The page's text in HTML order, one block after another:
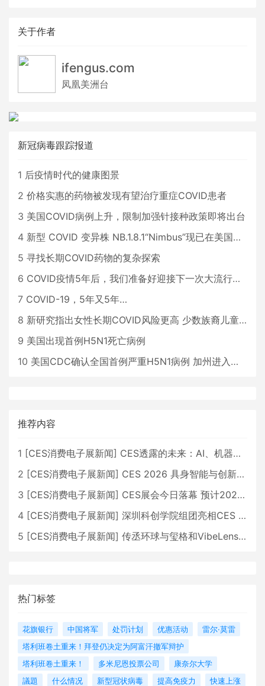
关于作者
ifengus.com
凤凰美洲台
新冠病毒跟踪报道
1 后疫情时代的健康图景
2 价格实惠的药物被发现有望治疗重症COVID患者
3 美国COVID病例上升，限制加强针接种政策即将出台
4 新型 COVID 变异株 NB.1.8.1“Nimbus”现已在美国占据主导地位
5 寻找长期COVID药物的复杂探索
6 COVID疫情5年后，我们准备好迎接下一次大流行了吗？
7 COVID-19，5年又5年…
8 新研究指出女性长期COVID风险更高 少数族裔儿童存在差异
9 美国出现首例H5N1死亡病例
10 美国CDC确认全国首例严重H5N1病例 加州进入紧急状态
推荐内容
1 [CES消费电子展新闻] CES透露的未来：AI、机器人与智能生活大爆发
2 [CES消费电子展新闻] CES 2026 具身智能与创新领域 中国公司大放异彩
3 [CES消费电子展新闻] CES展会今日落幕 预计2026行业收入将超五千亿美元
4 [CES消费电子展新闻] 深圳科创学院组团亮相CES 广受好评
5 [CES消费电子展新闻] 传丞环球与玺格和VibeLens共同推出全新耳机
热门标签
花旗银行 中国将军 处罚计划 优惠活动
雷尔·莫雷
塔利班卷土重来！拜登仍决定为阿富汗撤军辩护
塔利班卷土重来！
多米尼恩投票公司
康奈尔大学
議題
什么情况 新型冠状病毒 提高免疫力
快速上涨